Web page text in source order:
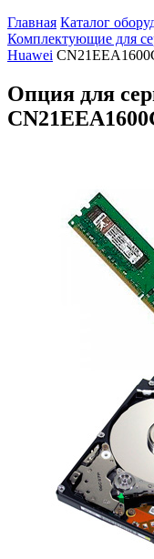
Главная Каталог
Комплектующие для
Huawei
Опция для